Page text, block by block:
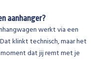
aanhanger?
werkt via een
klinkt technisch, maar het
dat jij remt met je